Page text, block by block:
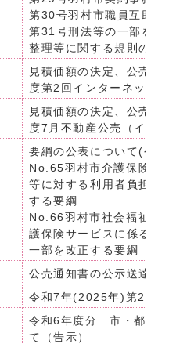
第30号羽村市職員互助
第31号刑法等の一部を
整理等に関する規則の一
見積価額の決定、公売
度第2回インターネット
見積価額の決定、公売
度7月不動産公売（イン
要綱の公表について(令
No.65羽村市介護保険サ
等に対する利用者負担額
する要綱
No.66羽村市社会福祉法
護保険サービスに係る利
一部を改正する要綱
公売通知書の公示送達
令和7年(2025年)第2回
令和6年度分 市・都民
て（告示）